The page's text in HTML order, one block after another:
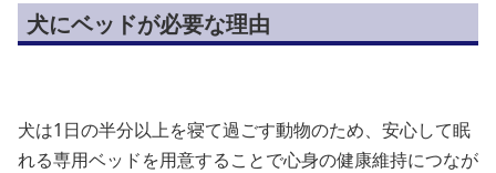
犬にベッドが必要な理由
犬は1日の半分以上を寝て過ごす動物のため、安心して眠
れる専用ベッドを用意することで心身の健康維持につなが